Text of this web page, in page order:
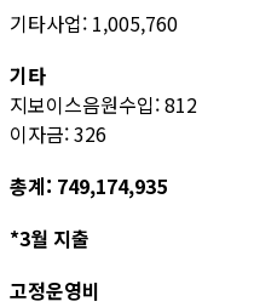
기타사업: 1,005,760
기타
지보이스음원수입: 812
이자금: 326
총계: 749,174,935
*3월 지출
고정운영비